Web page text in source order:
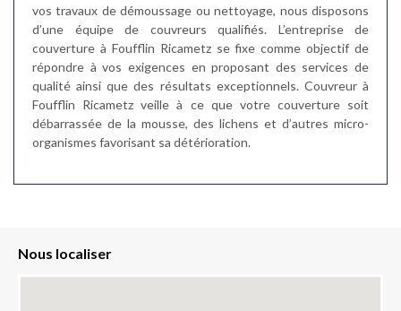
vos travaux de démoussage ou nettoyage, nous disposons
d’une équipe de couvreurs qualifiés. L’entreprise de
couverture à Foufflin Ricametz se fixe comme objectif de
répondre à vos exigences en proposant des services de
qualité ainsi que des résultats exceptionnels. Couvreur à
Foufflin Ricametz veille à ce que votre couverture soit
débarrassée de la mousse, des lichens et d’autres micro-
organismes favorisant sa détérioration.
Nous localiser